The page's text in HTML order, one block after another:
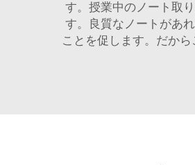
す。授業中のノート取
す。良質なノートがあ
ことを促します。だか